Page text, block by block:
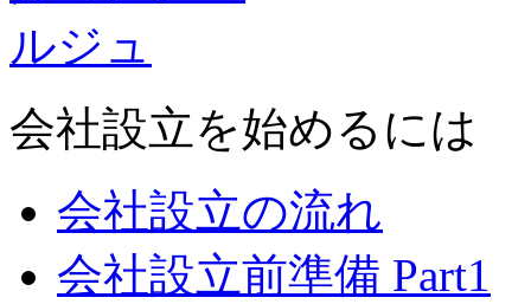
会社設立を始めるには
会社設立の流れ
会社設立前準備 Part1